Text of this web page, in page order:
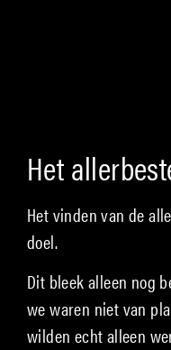
Het
Het vinden van de
doel.
Dit bleek alleen nog
we waren niet van
wilden echt alleen